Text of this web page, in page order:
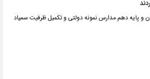
پایه دهم مدارس نمونه دولتی و تکمیل ظرفیت سمپاد